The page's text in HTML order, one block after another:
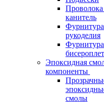
канитель
рукоделия
Эпоксидная
компоненты
смолы